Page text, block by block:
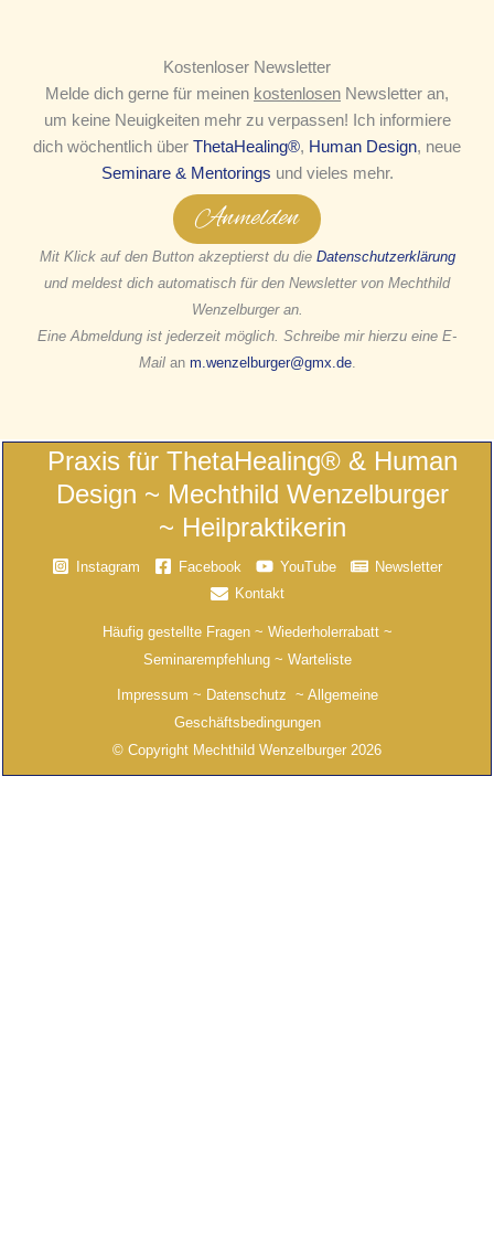
Kostenloser Newsletter
Melde dich gerne für meinen kostenlosen Newsletter an,
um keine Neuigkeiten mehr zu verpassen! Ich informiere
dich wöchentlich über ThetaHealing®, Human Design, neue
Seminare & Mentorings und vieles mehr.
Anmelden
Mit Klick auf den Button akzeptierst du die Datenschutzerklärung
und meldest dich automatisch für den Newsletter von Mechthild
Wenzelburger an.
Eine Abmeldung ist jederzeit möglich. Schreibe mir hierzu eine E-
Mail an m.wenzelburger@gmx.de.
Praxis für ThetaHealing® & Human
Design ~ Mechthild Wenzelburger
~ Heilpraktikerin
Instagram Facebook YouTube
Newsletter
Kontakt
Häufig gestellte Fragen~ Wiederholerrabatt~
Seminarempfehlung~ Warteliste
Impressum ~ Datenschutz ~ Allgemeine
Geschäftsbedingungen
© Copyright Mechthild Wenzelburger 2026